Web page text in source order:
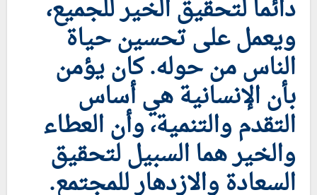
دائماً لتحقيق الخير للجميع،
ويعمل على تحسين حياة
الناس من حوله. كان يؤمن
بأن الإنسانية هي أساس
التقدم والتنمية، وأن العطاء
والخير هما السبيل لتحقيق
السعادة والازدهار للمجتمع.